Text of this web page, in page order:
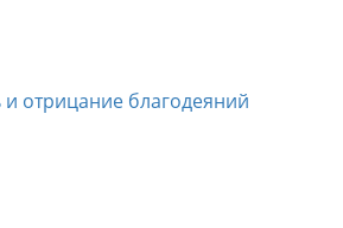
отрицание благодеяний